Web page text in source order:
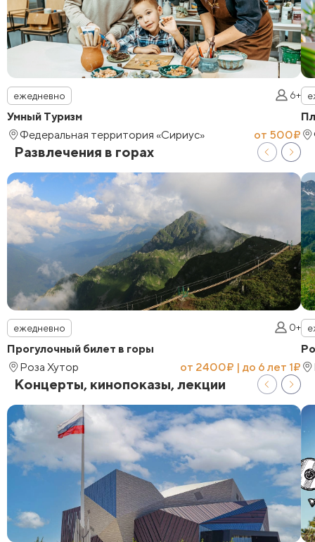
ежедневно 6+
Умный Туризм
Федеральная территория «Сириус»
от 500₽
Развлечения в горах
ежедневно 0+
Прогулочный билет в горы
Роза Хутор
от 2400₽ | до 6 лет 1₽
Концерты, кинопоказы, лекции